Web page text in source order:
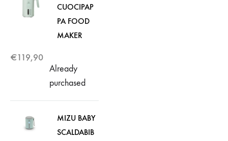
CUOCIPAP
PA FOOD
MAKER
€119,90
Already
purchased
MIZU BABY
SCALDABIB